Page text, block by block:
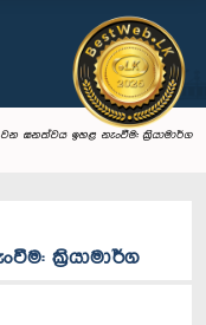
වන ඝනත්වය ඉහළ නැංවීම: ක්‍රියාමාර්ග
ක්‍රියාමාර්ග